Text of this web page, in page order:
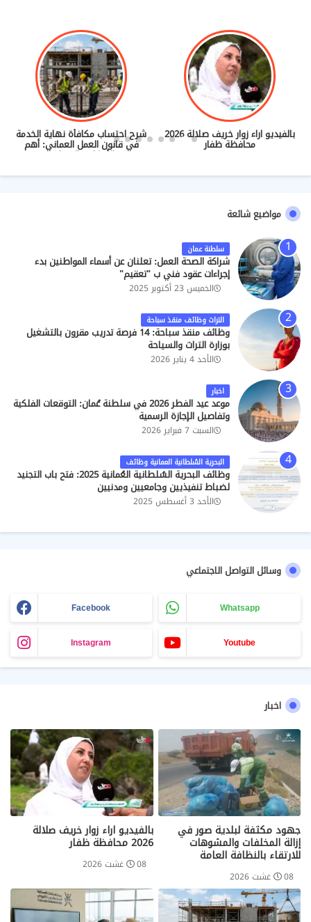
بالفيديو اراء زوار خريف صلالة 2026
محافظة ظفار
شرح احتساب مكافأة نهاية الخدمة
في قانون العمل العماني: أهم
الأحكام والضوابط
مواضيع شائعة
سلطنة عمان
شراكة الصحة العمل: تعلنان عن أسماء المواطنين بدء
إجراءات عقود فني ب "تعقيم"
الخميس 23 أكتوبر 2025
التراث وظائف منقذ سباحة
وظائف منقذ سباحة: 14 فرصة تدريب مقرون بالتشغيل
بوزارة التراث والسياحة
الأحد 4 يناير 2026
اخبار
موعد عيد الفطر 2026 في سلطنة عُمان: التوقعات الفلكية
وتفاصيل الإجازة الرسمية
السبت 7 فبراير 2026
البحرية السُلطانية العمانية وظائف
وظائف البحرية السُلطانية العُمانية 2025: فتح باب التجنيد
لضباط تنفيذيين وجامعيين ومدنيين
الأحد 3 أغسطس 2025
وسائل التواصل الاجتماعي
Facebook Whatsapp
Instagram Youtube
اخبار
جهود مكثفة لبلدية صور في
إزالة المخلفات والمشوهات
للارتقاء بالنظافة العامة
08 غشت 2026
بالفيديو اراء زوار خريف صلالة
2026 محافظة ظفار
08 غشت 2026